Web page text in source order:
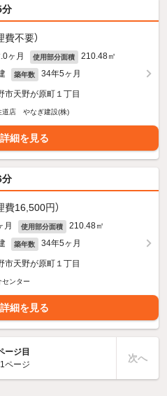
分
費不要）
ヶ月 使用部分面積 210.48㎡
築年数 34年5ヶ月
市天野が原町１丁目
道店 やなぎ建設(株)
細を見る
分
費16,500円）
月 使用部分面積 210.48㎡
築年数 34年5ヶ月
市天野が原町１丁目
センター
細を見る
ージ目
ページ
次へ